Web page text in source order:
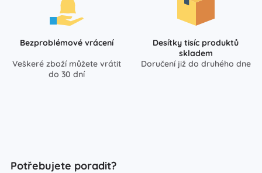
Bezproblémové vrácení
Veškeré zboží můžete vrátit
do 30 dní
Desítky tisíc produktů
skladem
Doručení již do druhého dne
Potřebujete poradit?